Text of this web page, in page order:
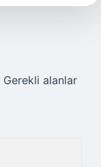
Gerekli alanlar